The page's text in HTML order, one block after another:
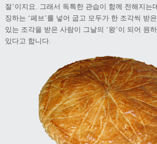
절 ’이지요 . 그래서 독특한 관습이 함께 전해지는
징하는 ‘페브 ’를 넣어 굽고 모두가 한 조각씩 받
있는 조각을 받은 사람이 그날의 ‘왕’이 되어 원
있다고 합니다.